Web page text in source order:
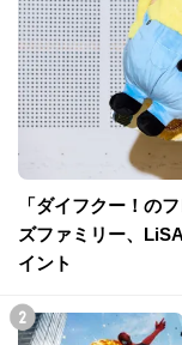
「ダイフクー！の
ズファミリー、
イント